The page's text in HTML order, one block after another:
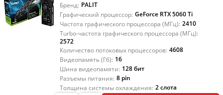
Бренд: PALIT
Графический процессор: GeForce RTX 5060 Ti
Частота графического процессора (МГц): 2410
Turbo-частота графического процессора (МГц):
2572
Количество потоковых процессоров: 4608
Видеопамять (Гб): 16
Шина видеопамяти: 128 бит
Разъемы питания: 8 pin
Толщина системы охлаждения: 2 слота